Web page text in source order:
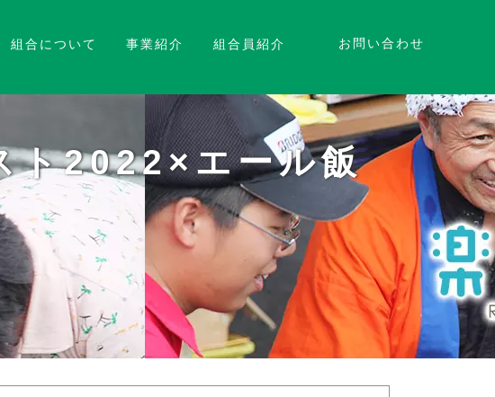
組合について 事業紹介 組合員紹介 お問い合わせ
ト2022×エール飯